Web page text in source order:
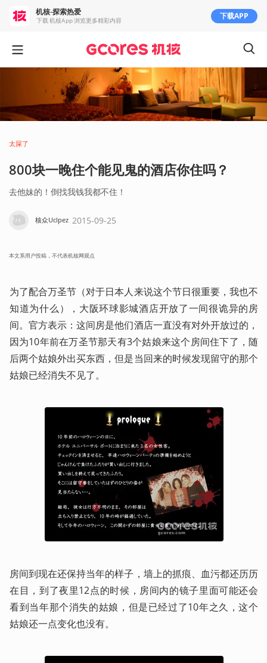
太屎了
800块一晚住个能见鬼的酒店你住吗？
去他妹的！倒找我钱我都不住！
核众UcIpez 2015-09-25
本文系用户投稿，不代表机核网观点
为了配合万圣节（对于日本人来说这个节日很重要，我也不
知道为什么），大阪环球影城酒店开放了一间很诡异的房
间。官方表示：这间房是他们酒店一直没有对外开放过的，
因为10年前在万圣节那天有3个姑娘来这个房间住下了，随
后两个姑娘外出买东西，但是当回来的时候发现留守的那个
姑娘已经消失不见了。
房间到现在还保持当年的样子，墙上的抓痕、血污都还历历
在目，到了夜里12点的时候，房间内的镜子里面可能还会
看到当年那个消失的姑娘，但是已经过了10年之久，这个
姑娘还一点变化也没有。
机核-探索热爱
下载 机核App 浏览更多精彩内容 下载APP